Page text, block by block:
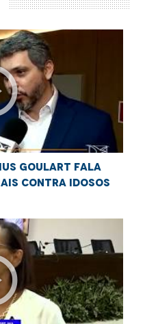
Goulart fala
contra idosos